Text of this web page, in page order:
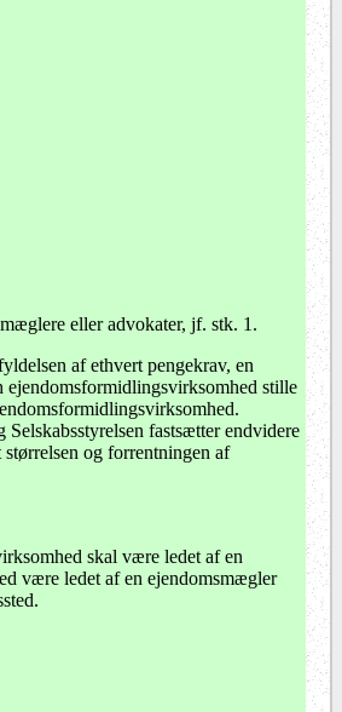
eller advokater, jf. stk. 1.
af ethvert pengekrav, en
ejendomsformidlingsvirksomhed stille
fastsætter endvidere
og forrentningen af
skal være ledet af en
være ledet af en ejendomsmægler